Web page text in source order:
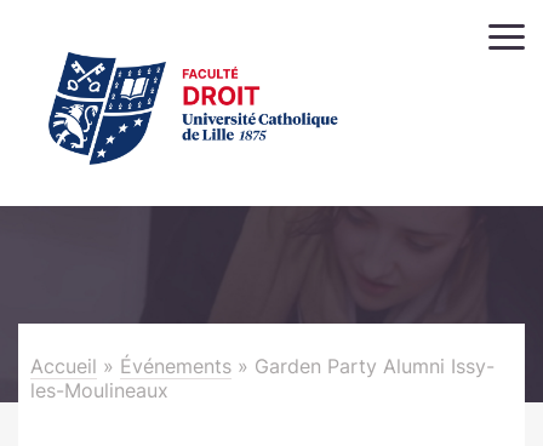
Accueil » Événements » Garden Party Alumni Issy-
les-Moulineaux